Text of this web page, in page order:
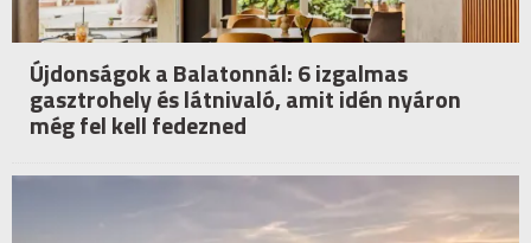
Újdonságok a Balatonnál: 6 izgalmas
gasztrohely és látnivaló, amit idén nyáron
még fel kell fedezned